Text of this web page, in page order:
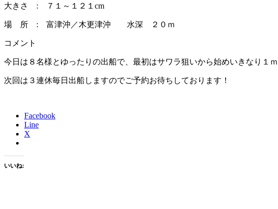
大きさ : ７１～１２１cm
場 所 : 富津沖／木更津沖 水深 ２０ｍ
コメント
今日は８名様とゆったりの出船で、最初はサワラ狙いから始めいきなり１
次回は３連休毎日出船しますのでご予約お待ちしております！
Facebook
Line
X
いいね: